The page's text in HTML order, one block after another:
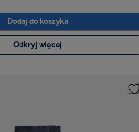
Dodaj do koszyka
Odkryj więcej